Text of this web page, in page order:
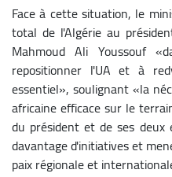
Face à cette situation, le
total de l'Algérie au
Mahmoud Ali Youssouf
repositionner l'UA et à
essentiel», soulignant «la
africaine efficace sur le
du président et de ses deux
davantage d'initiatives et
paix régionale et